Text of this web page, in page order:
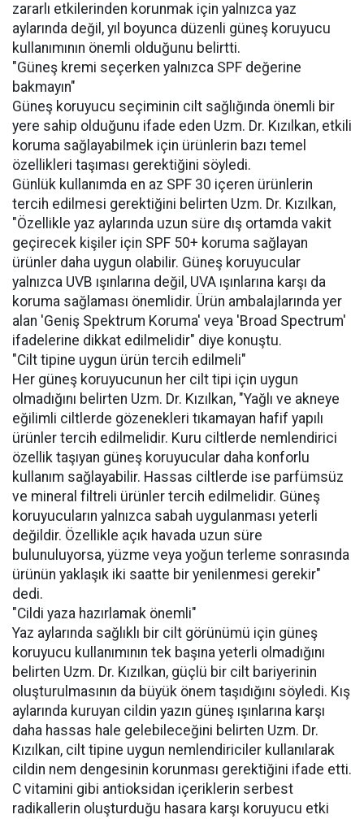
zararlı etkilerinden korunmak için yalnızca yaz
aylarında değil, yıl boyunca düzenli güneş koruyucu
kullanımının önemli olduğunu belirtti.
"Güneş kremi seçerken yalnızca SPF değerine
bakmayın"
Güneş koruyucu seçiminin cilt sağlığında önemli bir
yere sahip olduğunu ifade eden Uzm. Dr. Kızılkan, etkili
koruma sağlayabilmek için ürünlerin bazı temel
özellikleri taşıması gerektiğini söyledi.
Günlük kullanımda en az SPF 30 içeren ürünlerin
tercih edilmesi gerektiğini belirten Uzm. Dr. Kızılkan,
"Özellikle yaz aylarında uzun süre dış ortamda vakit
geçirecek kişiler için SPF 50+ koruma sağlayan
ürünler daha uygun olabilir. Güneş koruyucular
yalnızca UVB ışınlarına değil, UVA ışınlarına karşı da
koruma sağlaması önemlidir. Ürün ambalajlarında yer
alan 'Geniş Spektrum Koruma' veya 'Broad Spectrum'
ifadelerine dikkat edilmelidir" diye konuştu.
"Cilt tipine uygun ürün tercih edilmeli"
Her güneş koruyucunun her cilt tipi için uygun
olmadığını belirten Uzm. Dr. Kızılkan, "Yağlı ve akneye
eğilimli ciltlerde gözenekleri tıkamayan hafif yapılı
ürünler tercih edilmelidir. Kuru ciltlerde nemlendirici
özellik taşıyan güneş koruyucular daha konforlu
kullanım sağlayabilir. Hassas ciltlerde ise parfümsüz
ve mineral filtreli ürünler tercih edilmelidir. Güneş
koruyucuların yalnızca sabah uygulanması yeterli
değildir. Özellikle açık havada uzun süre
bulunuluyorsa, yüzme veya yoğun terleme sonrasında
ürünün yaklaşık iki saatte bir yenilenmesi gerekir"
dedi.
"Cildi yaza hazırlamak önemli"
Yaz aylarında sağlıklı bir cilt görünümü için güneş
koruyucu kullanımının tek başına yeterli olmadığını
belirten Uzm. Dr. Kızılkan, güçlü bir cilt bariyerinin
oluşturulmasının da büyük önem taşıdığını söyledi. Kış
aylarında kuruyan cildin yazın güneş ışınlarına karşı
daha hassas hale gelebileceğini belirten Uzm. Dr.
Kızılkan, cilt tipine uygun nemlendiriciler kullanılarak
cildin nem dengesinin korunması gerektiğini ifade etti.
C vitamini gibi antioksidan içeriklerin serbest
radikallerin oluşturduğu hasara karşı koruyucu etki